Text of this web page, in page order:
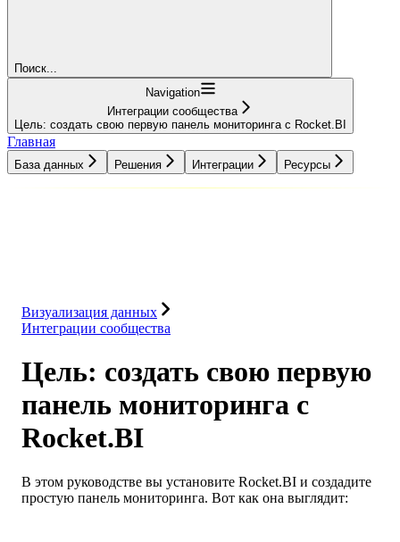
Поиск...
Navigation
Интеграции сообщества
Цель: создать свою первую панель мониторинга с Rocket.BI
Главная
База данных Решения Интеграции Ресурсы
Визуализация данных
Интеграции сообщества
Цель: создать свою первую
панель мониторинга с
Rocket.BI
В этом руководстве вы установите Rocket.BI и создадите
простую панель мониторинга. Вот как она выглядит: